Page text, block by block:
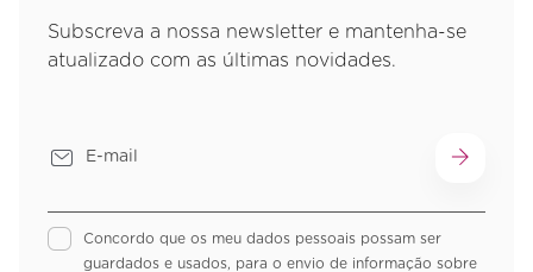
Subscreva a nossa newsletter e mantenha-se
atualizado com as últimas novidades.
Concordo que os meu dados pessoais possam ser
guardados e usados, para o envio de informação sobre